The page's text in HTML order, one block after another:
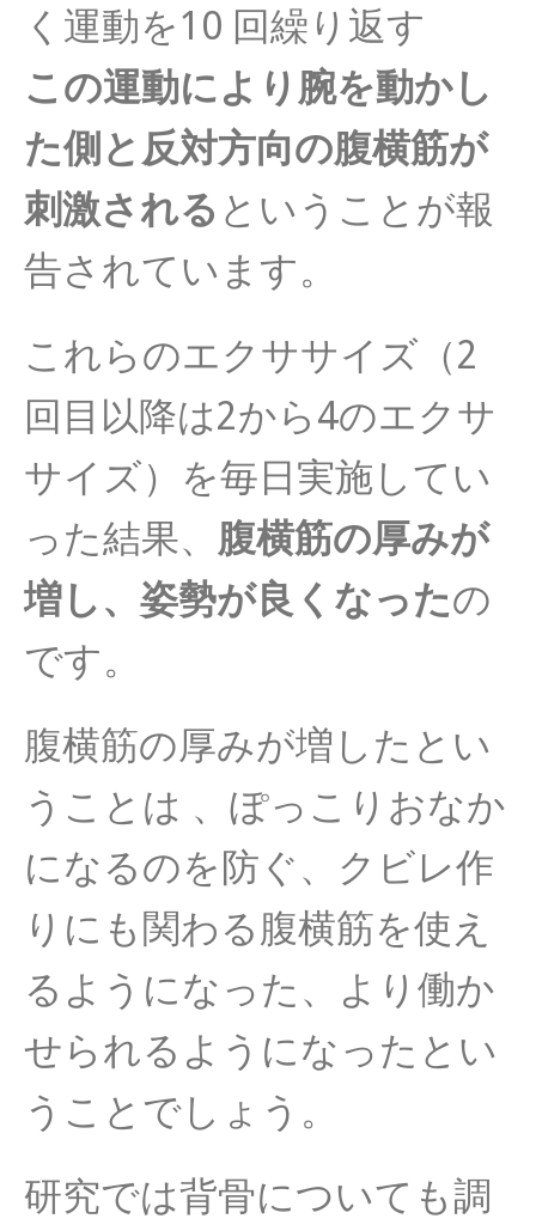
く運動を10 回繰り返す
この運動により腕を動かし
た側と反対方向の腹横筋が
刺激される と いうことが報
告されています。
これらのエクササイズ（2
回目以降は2から4のエクサ
サイズ）
を毎日実施してい
った結果、 腹横筋の厚みが
増し、姿勢が良くなったの
です。
腹横筋の厚みが増したとい
うことは 、ぽっこりおなか
になるのを防ぐ、クビレ作
りにも関わる腹横筋を使え
るようになった、
より働か
せられるようになったとい
うことでしょう。
研究では背骨についても調